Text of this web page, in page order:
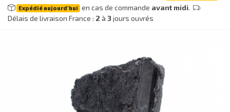
Expédié aujourd'hui en cas de commande avant midi.
Délais de livraison France : 2 à 3jours ouvrés